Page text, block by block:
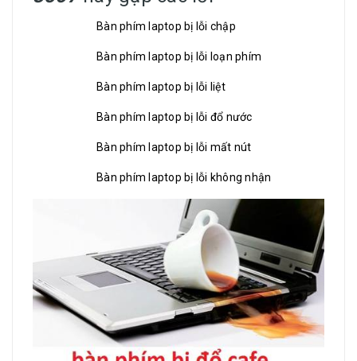
Bàn phím laptop bị lỗi chập
Bàn phím laptop bị lỗi loạn phím
Bàn phím laptop bị lỗi liệt
Bàn phím laptop bị lỗi đổ nước
Bàn phím laptop bị lỗi mất nút
Bàn phím laptop bị lỗi không nhận